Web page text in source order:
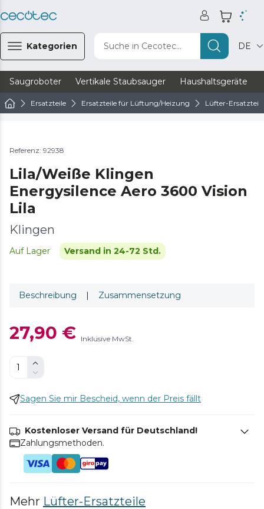
Kategorien Suche in Cecotec... DE
Saugroboter Vertikale Staubsauger Haushaltsgeräte
Ersatzteile Ersatzteile für Lüftung/Heizung Lüfter-Ersatzteile
Referenz: 92938
Lila/Weiße Klingen
Energysilence Aero 3600 Vision
Lila
Klingen
Auf Lager Versand in 24-72 Std.
Beschreibung | Zusammensetzung
27,90 € Inklusive MwSt.
Sagen Sie mir Bescheid, wenn der Preis fällt
Kostenloser Versand für Deutschland!
Zahlungsmethoden.
Mehr Lüfter-Ersatzteile